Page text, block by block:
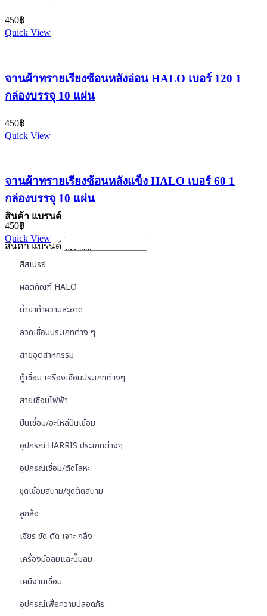
450฿
Quick View
จานผ้าทรายเรียงซ้อนหลังอ่อน HALO เบอร์ 120 1
กล่องบรรจุ 10 แผ่น
450฿
Quick View
จานผ้าทรายเรียงซ้อนหลังแข็ง HALO เบอร์ 60 1
กล่องบรรจุ 10 แผ่น
450฿
Quick View
สินค้า แบรนด์
สินค้า แบรนด์
สีสเปรย์
ผลิตภัณฑ์ HALO
น้ำยาทำความสะอาด
ลวดเชื่อมประเภทต่าง ๆ
สายอุตสาหกรรม
ตู้เชื่อม เครื่องเชื่อมประเภทต่างๆ
สายเชื่อมไฟฟ้า
ปืนเชื่อม/อะไหล่ปืนเชื่อม
อุปกรณ์ HARRIS ประเภทต่างๆ
อุปกรณ์เชื่อม/ตัดโลหะ
ชุดเชื่อมสนาม/ชุดตัดสนาม
ลูกล้อ
เจียร ขัด ตัด เจาะ กลึง
เครื่องมือลมและปั๊มลม
เคมีงานเชื่อม
อุปกรณ์เพื่อความปลอดภัย